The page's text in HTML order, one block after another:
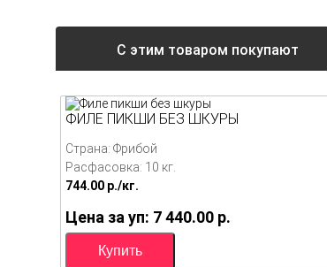
С этим товаром покупают
ФИЛЕ ПИКШИ БЕЗ ШКУРЫ
Страна: Фрибой
Расфасовка: 10 кг.
744.00 p./кг.
Цена за уп: 7 440.00 p.